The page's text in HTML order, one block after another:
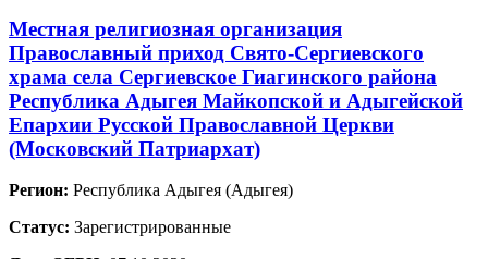
Местная религиозная организация
Православный приход Свято-Сергиевского
храма села Сергиевское Гиагинского района
Республика Адыгея Майкопской и Адыгейской
Епархии Русской Православной Церкви
(Московский Патриархат)
Регион: Республика Адыгея (Адыгея)
Статус: Зарегистрированные